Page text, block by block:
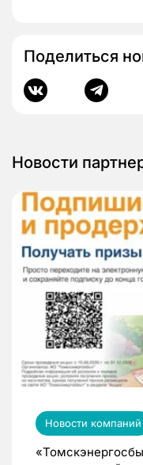
Поделиться
Новости
Новости компаний